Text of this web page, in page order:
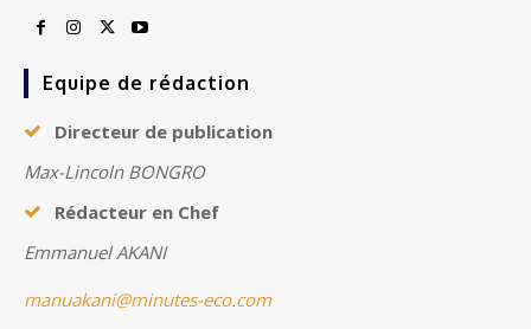
Equipe de rédaction
Directeur de publication
Max-Lincoln BONGRO
Rédacteur en Chef
Emmanuel AKANI
manuakani@minutes-eco.com